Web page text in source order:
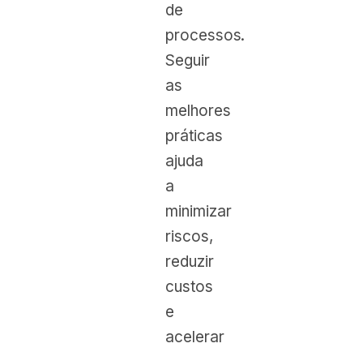
de
processos.
Seguir
as
melhores
práticas
ajuda
a
minimizar
riscos,
reduzir
custos
e
acelerar